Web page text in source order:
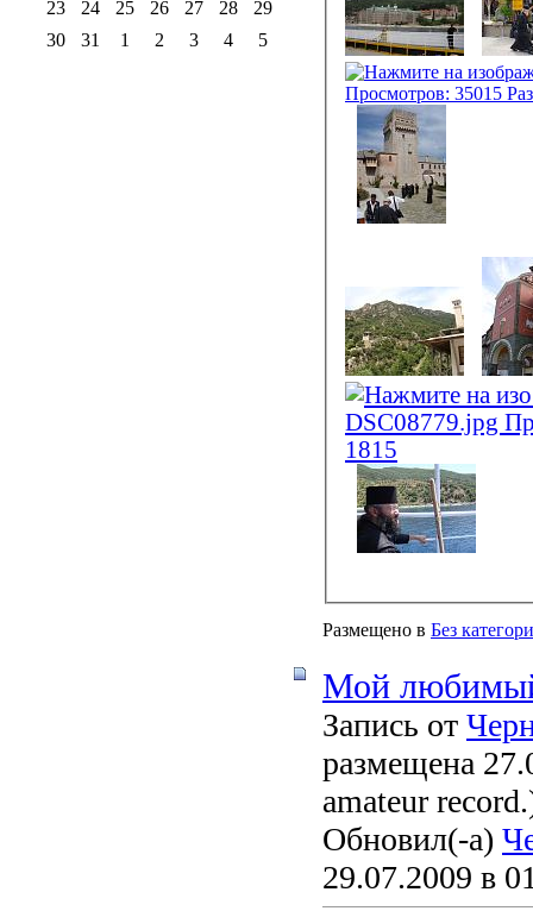
Размещено в Без
Мой
Запись от
размещена
amateur
Обновил(-а)
29.07.2009 в
23
24 25 26 27 28
29
30
31 1 2 3 4 5